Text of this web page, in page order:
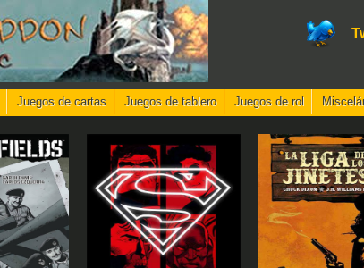
Juegos de cartas Juegos de tablero Juegos de rol